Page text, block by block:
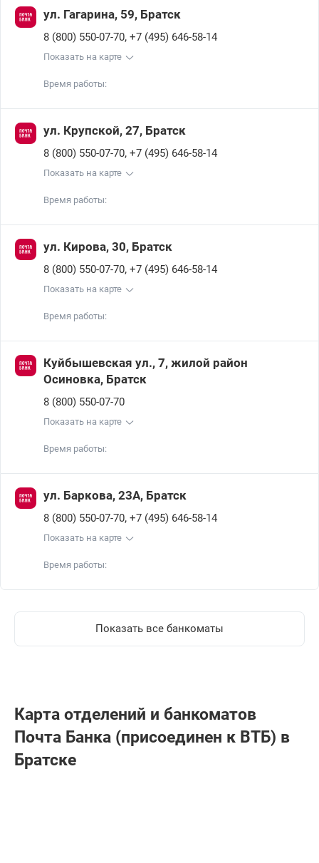
ул. Гагарина, 59, Братск
8 (800) 550-07-70, +7 (495) 646-58-14
Показать на карте
Время работы:
ул. Крупской, 27, Братск
8 (800) 550-07-70, +7 (495) 646-58-14
Показать на карте
Время работы:
ул. Кирова, 30, Братск
8 (800) 550-07-70, +7 (495) 646-58-14
Показать на карте
Время работы:
Куйбышевская ул., 7, жилой район
Осиновка, Братск
8 (800) 550-07-70
Показать на карте
Время работы:
ул. Баркова, 23А, Братск
8 (800) 550-07-70, +7 (495) 646-58-14
Показать на карте
Время работы:
Показать все банкоматы
Карта отделений и банкоматов
Почта Банкa (присоединен к ВТБ) в
Братске